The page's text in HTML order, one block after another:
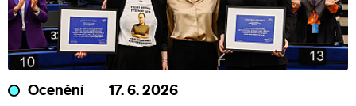
Ocenění 17. 6. 2026